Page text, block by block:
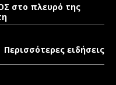
στο πλευρό της
Περισσότερες ειδήσεις